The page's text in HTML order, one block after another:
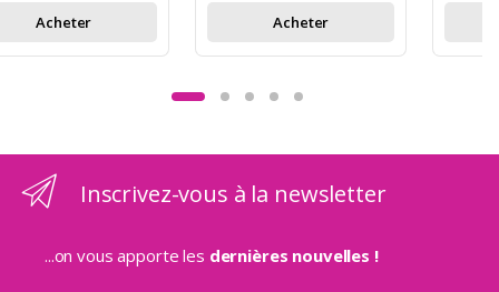
Acheter Acheter
Inscrivez-vous à la newsletter
...on vous apporte les dernières nouvelles !